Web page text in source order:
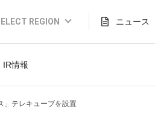
REGION
Global Website (English)
JAPAN (日本語)
ニュース
IR情報
」テレキューブを設置